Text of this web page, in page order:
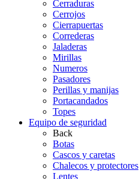
Cerraduras
Cerrojos
Cierrapuertas
Correderas
Jaladeras
Mirillas
Numeros
Pasadores
Perillas y manijas
Portacandados
Topes
Equipo de seguridad
Back
Botas
Cascos y caretas
Chalecos y protectores
Lentes